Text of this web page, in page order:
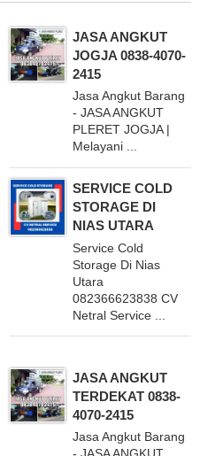
JASA ANGKUT
JOGJA 0838-4070-
2415
Jasa Angkut Barang
- JASA ANGKUT
PLERET JOGJA |
Melayani ...
SERVICE COLD
STORAGE DI
NIAS UTARA
Service Cold
Storage Di Nias
Utara
082366623838 CV
Netral Service ...
JASA ANGKUT
TERDEKAT 0838-
4070-2415
Jasa Angkut Barang